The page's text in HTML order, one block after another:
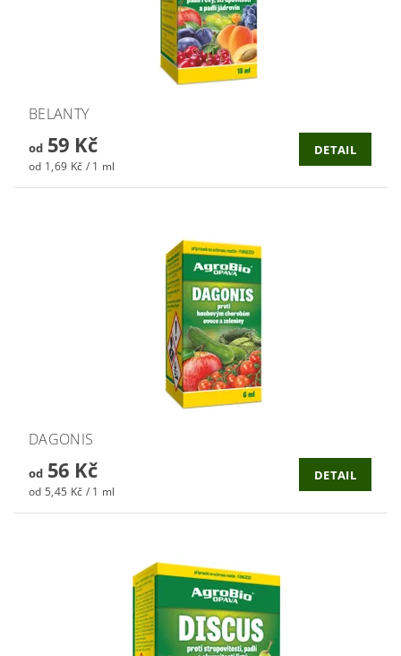
BELANTY
od59 Kč
od 1,69 Kč / 1 ml
DETAIL
DAGONIS
od56 Kč
od 5,45 Kč / 1 ml
DETAIL